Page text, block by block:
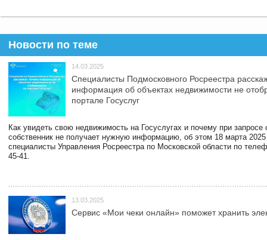
Новости по теме
14.03.2025
Специалисты Подмосковного Росреестра
информация об объектах недвижимости не
портале Госуслуг
Как увидеть свою недвижимость на Госуслугах и почему при запросе
собственник не получает нужную информацию, об этом 18 марта 2025
специалисты Управления Росреестра по Московской области по
45-41.
13.03.2025
Сервис «Мои чеки онлайн» поможет хранить